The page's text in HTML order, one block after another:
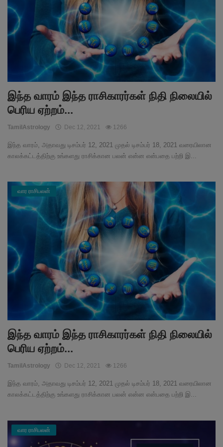
இந்த வாரம் இந்த ராசிகாரர்கள் நிதி நிலையில்
பெரிய ஏற்றம்...
TamilAstrology Dec 12, 2021 1266
இந்த வாரம், அதாவது டிசம்பர் 12, 2021 முதல் டிசம்பர் 18, 2021 வரையிலான
காலக்கட்டத்திற்கு உங்களது ராசிக்கான பலன் என்ன என்பதை பற்றி இ...
வார ராசிபலன்
இந்த வாரம் இந்த ராசிகாரர்கள் நிதி நிலையில்
பெரிய ஏற்றம்...
TamilAstrology Dec 12, 2021 1266
இந்த வாரம், அதாவது டிசம்பர் 12, 2021 முதல் டிசம்பர் 18, 2021 வரையிலான
காலக்கட்டத்திற்கு உங்களது ராசிக்கான பலன் என்ன என்பதை பற்றி இ...
வார ராசிபலன்